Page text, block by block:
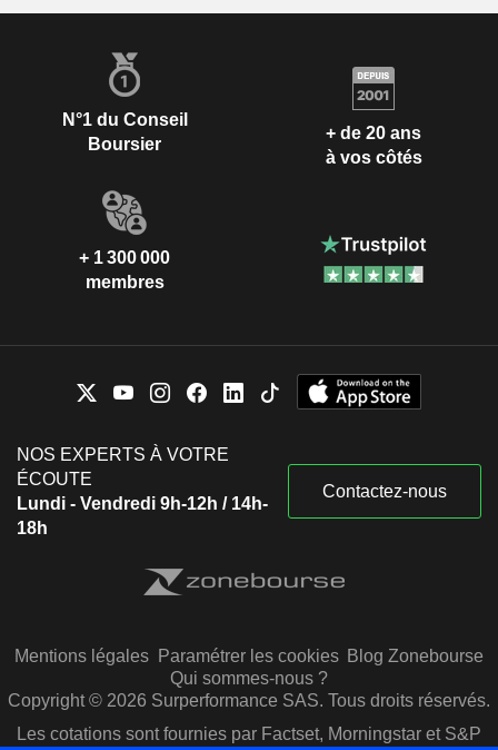
N°1 du Conseil
Boursier
+ de 20 ans
à vos côtés
+ 1 300 000
membres
NOS EXPERTS À VOTRE
ÉCOUTE
Lundi - Vendredi 9h-12h / 14h-
18h
Contactez-nous
Mentions légales Paramétrer les cookies Blog Zonebourse
Qui sommes-nous ?
Copyright © 2026 Surperformance SAS. Tous droits réservés.
Les cotations sont fournies par Factset, Morningstar et S&P